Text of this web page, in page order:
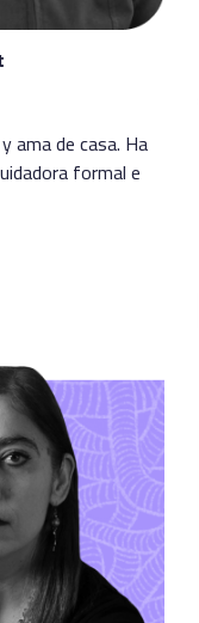
ama de casa. Ha
formal e